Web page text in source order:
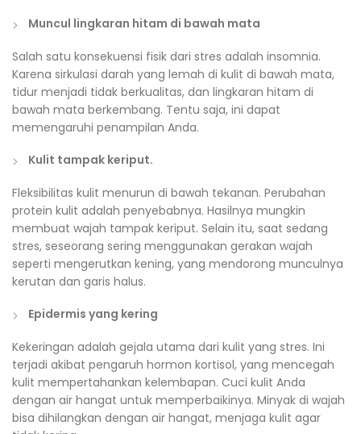
Muncul lingkaran hitam di bawah mata
Salah satu konsekuensi fisik dari stres adalah insomnia.
Karena sirkulasi darah yang lemah di kulit di bawah mata,
tidur menjadi tidak berkualitas, dan lingkaran hitam di
bawah mata berkembang. Tentu saja, ini dapat
memengaruhi penampilan Anda.
Kulit tampak keriput.
Fleksibilitas kulit menurun di bawah tekanan. Perubahan
protein kulit adalah penyebabnya. Hasilnya mungkin
membuat wajah tampak keriput. Selain itu, saat sedang
stres, seseorang sering menggunakan gerakan wajah
seperti mengerutkan kening, yang mendorong munculnya
kerutan dan garis halus.
Epidermis yang kering
Kekeringan adalah gejala utama dari kulit yang stres. Ini
terjadi akibat pengaruh hormon kortisol, yang mencegah
kulit mempertahankan kelembapan. Cuci kulit Anda
dengan air hangat untuk memperbaikinya. Minyak di wajah
bisa dihilangkan dengan air hangat, menjaga kulit agar